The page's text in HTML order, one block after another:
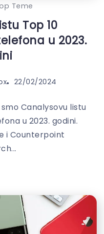
Teme
Top 10
u 2023.
22/02/2024
Canalysovu listu
u 2023. godini.
i Counterpoint